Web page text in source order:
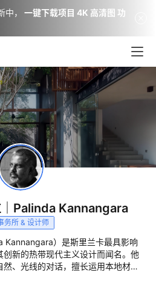
｜Palinda Kannangara
务所 & 设计师
Kannangara）是斯里兰卡最具影响
新的热带现代主义设计而闻名。他
、光线的对话，擅长运用本地材料
，
一键下载项目 4K 高清图 功